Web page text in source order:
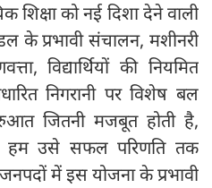
शिक्षा को नई दिशा देने वाली
के प्रभावी संचालन, मशीनरी
विद्यार्थियों की नियमित
निगरानी पर विशेष बल
जितनी मजबूत होती है,
हम उसे सफल परिणति तक
में इस योजना के प्रभावी